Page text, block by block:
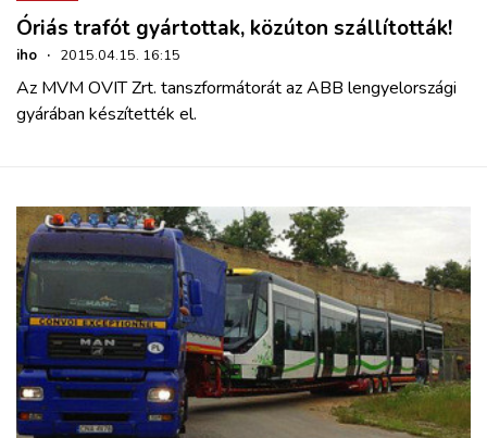
Óriás trafót gyártottak, közúton szállították!
iho · 2015.04.15. 16:15
Az MVM OVIT Zrt. tanszformátorát az ABB lengyelországi
gyárában készítették el.